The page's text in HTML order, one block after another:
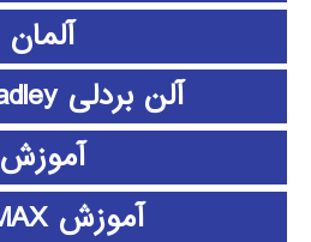
آلمان
آلن بردلی Allen bradley
آموزش
آموزش 3D MAX